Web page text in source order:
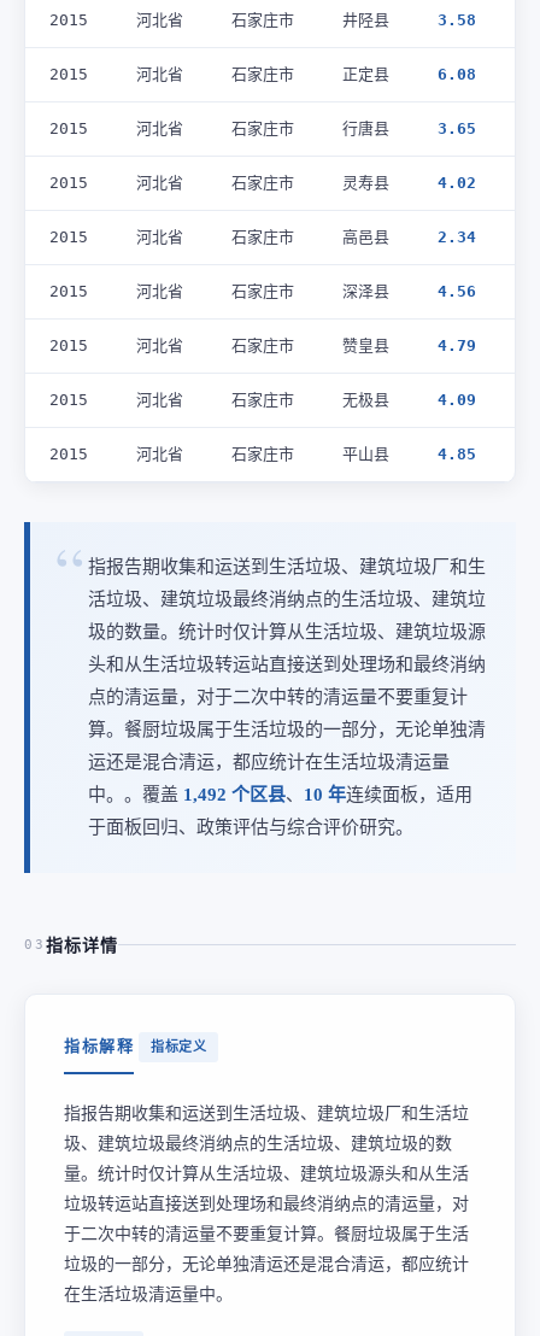
2015 河北省 石家庄市 井陉县 3.58
2015 河北省 石家庄市 正定县 6.08
2015 河北省 石家庄市 行唐县 3.65
2015 河北省 石家庄市 灵寿县 4.02
2015 河北省 石家庄市 高邑县 2.34
2015 河北省 石家庄市 深泽县 4.56
2015 河北省 石家庄市 赞皇县 4.79
2015 河北省 石家庄市 无极县 4.09
2015 河北省 石家庄市 平山县 4.85
指报告期收集和运送到生活垃圾、建筑垃圾厂和生
活垃圾、建筑垃圾最终消纳点的生活垃圾、建筑垃
圾的数量。统计时仅计算从生活垃圾、建筑垃圾源
头和从生活垃圾转运站直接送到处理场和最终消纳
点的清运量，对于二次中转的清运量不要重复计
算。餐厨垃圾属于生活垃圾的一部分，无论单独清
运还是混合清运，都应统计在生活垃圾清运量
中。。覆盖 1,492 个区县、 10 年连续面板，适用
于面板回归、政策评估与综合评价研究。
03 指标详情
指标解释 指标定义
指报告期收集和运送到生活垃圾、建筑垃圾厂和生活垃
圾、建筑垃圾最终消纳点的生活垃圾、建筑垃圾的数
量。统计时仅计算从生活垃圾、建筑垃圾源头和从生活
垃圾转运站直接送到处理场和最终消纳点的清运量，对
于二次中转的清运量不要重复计算。餐厨垃圾属于生活
垃圾的一部分，无论单独清运还是混合清运，都应统计
在生活垃圾清运量中。